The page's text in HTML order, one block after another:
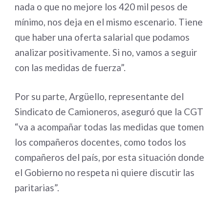
nada o que no mejore los 420 mil pesos de
mínimo, nos deja en el mismo escenario. Tiene
que haber una oferta salarial que podamos
analizar positivamente. Si no, vamos a seguir
con las medidas de fuerza”.
Por su parte, Argüello, representante del
Sindicato de Camioneros, aseguró que la CGT
“va a acompañar todas las medidas que tomen
los compañeros docentes, como todos los
compañeros del país, por esta situación donde
el Gobierno no respeta ni quiere discutir las
paritarias”.